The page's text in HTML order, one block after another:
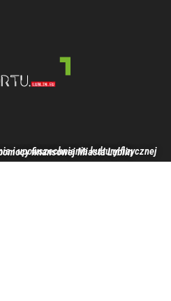
fizycznej realizowane jest przy pomocy finansowej Miasta Lublin